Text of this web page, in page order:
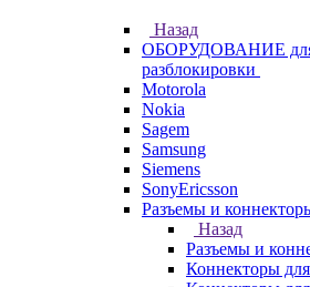
Назад
ОБОРУДОВАНИЕ
разблокировки
Motorola
Nokia
Sagem
Samsung
Siemens
SonyEricsson
Разъемы и
Назад
Разъемы и
Коннекторы